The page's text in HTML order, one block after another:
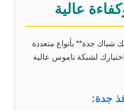
عالية
شباك جدة** بأنواع متعددة
لشبكة ناموس عالية
جدة: